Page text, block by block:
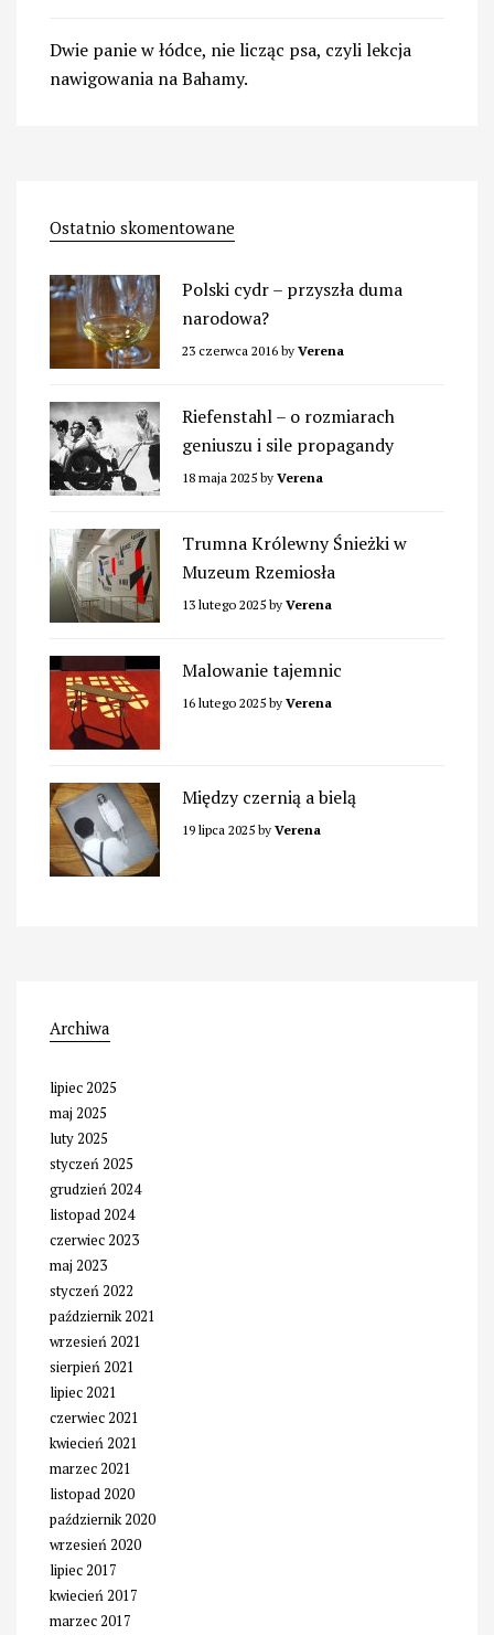
Dwie panie w łódce, nie licząc psa, czyli lekcja
nawigowania na Bahamy.
Ostatnio skomentowane
Polski cydr – przyszła duma
narodowa?
23 czerwca 2016 by Verena
Riefenstahl – o rozmiarach
geniuszu i sile propagandy
18 maja 2025 by Verena
Trumna Królewny Śnieżki w
Muzeum Rzemiosła
13 lutego 2025 by Verena
Malowanie tajemnic
16 lutego 2025 by Verena
Między czernią a bielą
19 lipca 2025 by Verena
Archiwa
lipiec 2025
maj 2025
luty 2025
styczeń 2025
grudzień 2024
listopad 2024
czerwiec 2023
maj 2023
styczeń 2022
październik 2021
wrzesień 2021
sierpień 2021
lipiec 2021
czerwiec 2021
kwiecień 2021
marzec 2021
listopad 2020
październik 2020
wrzesień 2020
lipiec 2017
kwiecień 2017
marzec 2017